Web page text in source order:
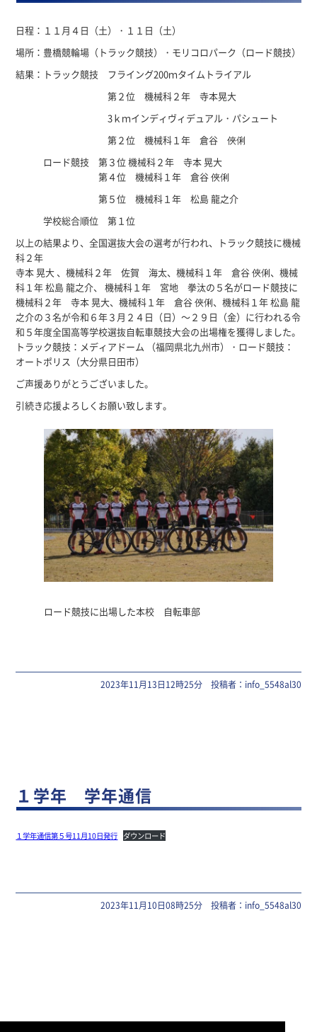
日程：１１月４日（土）・１１日（土）
場所：豊橋競輪場（トラック競技）・モリコロパーク（ロード競技）
結果：トラック競技 フライング200ｍタイムトライアル
第２位 機械科２年 寺本晃大
3ｋｍインディヴィデュアル・パシュート
第２位 機械科１年 倉谷 俠俐
ロード競技 第３位 機械科２年 寺本 晃大
第４位 機械科１年 倉谷 俠俐
第５位 機械科１年 松島 龍之介
学校総合順位 第１位
以上の結果より、全国選抜大会の選考が行われ、トラック競技に機械
科２年
寺本 晃大 、機械科２年 佐賀 海太、機械科１年 倉谷 俠俐、機械
科１年 松島 龍之介、 機械科１年 宮地 拳汰の５名がロード競技に
機械科２年 寺本 晃大、機械科１年 倉谷 俠俐、機械科１年 松島 龍
之介の３名が令和６年３月２４日（日）～２９日（金）に行われる令
和５年度全国高等学校選抜自転車競技大会の出場権を獲得しました。
トラック競技：メディアドーム （福岡県北九州市）・ロード競技：
オートポリス（大分県日田市）
ご声援ありがとうございました。
引続き応援よろしくお願い致します。
ロード競技に出場した本校 自転車部
2023年11月13日12時25分 投稿者：info_5548al30
１学年 学年通信
１学年通信第５号11月10日発行 ダウンロード
2023年11月10日08時25分 投稿者：info_5548al30